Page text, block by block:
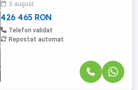
dezvoltare, caracterizata prin constructii
noi si un cadru ...
5 august
426 465 RON
Telefon validat
Repostat automat